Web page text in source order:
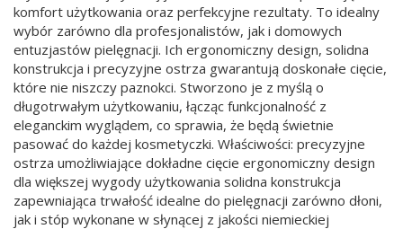
komfort użytkowania oraz perfekcyjne rezultaty. To idealny
wybór zarówno dla profesjonalistów, jak i domowych
entuzjastów pielęgnacji. Ich ergonomiczny design, solidna
konstrukcja i precyzyjne ostrza gwarantują doskonałe cięcie,
które nie niszczy paznokci. Stworzono je z myślą o
długotrwałym użytkowaniu, łącząc funkcjonalność z
eleganckim wyglądem, co sprawia, że będą świetnie
pasować do każdej kosmetyczki. Właściwości: precyzyjne
ostrza umożliwiające dokładne cięcie ergonomiczny design
dla większej wygody użytkowania solidna konstrukcja
zapewniająca trwałość idealne do pielęgnacji zarówno dłoni,
jak i stóp wykonane w słynącej z jakości niemieckiej